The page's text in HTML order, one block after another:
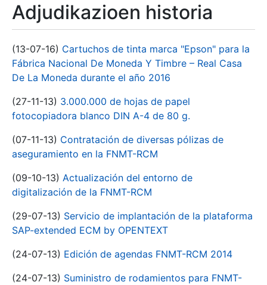
Adjudikazioen historia
(13-07-16) Cartuchos de tinta marca "Epson" para la
Fábrica Nacional De Moneda Y Timbre – Real Casa
De La Moneda durante el año 2016
(27-11-13) 3.000.000 de hojas de papel
fotocopiadora blanco DIN A-4 de 80 g.
(07-11-13) Contratación de diversas pólizas de
aseguramiento en la FNMT-RCM
(09-10-13) Actualización del entorno de
digitalización de la FNMT-RCM
(29-07-13) Servicio de implantación de la plataforma
SAP-extended ECM by OPENTEXT
(24-07-13) Edición de agendas FNMT-RCM 2014
(24-07-13) Suministro de rodamientos para FNMT-